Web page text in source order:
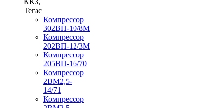
ККЗ,
Тегас
Компрессор
302ВП-10/8М
Компрессор
202ВП-12/3М
Компрессор
205ВП-16/70
Компрессор
2ВМ2,5-
14/71
Компрессор